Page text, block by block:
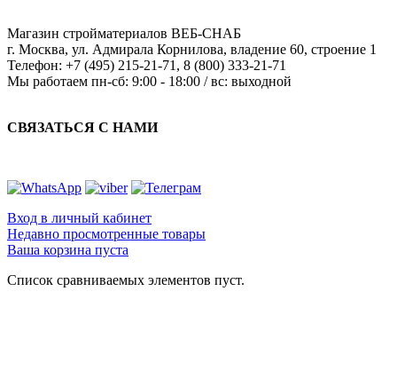
Магазин стройматериалов ВЕБ-СНАБ
г. Москва, ул. Адмирала Корнилова, владение 60, строение 1
Телефон: +7 (495) 215-21-71 , 8 (800) 333-21-71
Мы работаем пн-сб: 9:00 - 18:00 / вс: выходной
СВЯЗАТЬСЯ С НАМИ
Вход в личный кабинет
Недавно просмотренные товары
Ваша корзина пуста
Список сравниваемых элементов пуст.